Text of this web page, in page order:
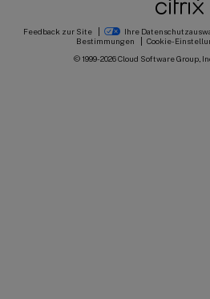
Feedback zur Site Ihre
Bestimmungen
Cookie-
© 1999-2026Cloud Software Group,